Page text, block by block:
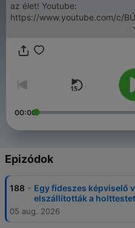
az élet! Youtube:
https://www.youtube.com/c/
https://www.patreon.com/buntenyek
https://www.instagram.com/
00:00
Epizódok
188 - Egy fideszes képviselő
elszállították a holttestet
05 aug. 2026